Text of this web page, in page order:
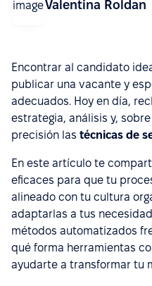
Valentina Roldan
Encontrar al candidato
publicar una vacante y
adecuados. Hoy en día,
estrategia, análisis y,
precisión las técnicas de
En este artículo te
eficaces para que tu
alineado con tu cultura
adaptarlas a tus
métodos automatizados
qué forma herramientas
ayudarte a transformar tu